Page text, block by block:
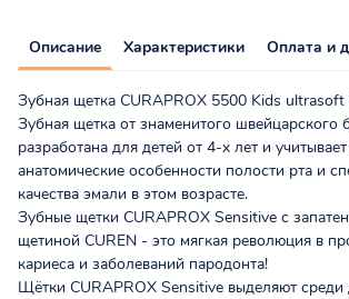
Описание Характеристики Оплата и
Зубная щетка CURAPROX 5500 Kids ultrasoft
Зубная щетка от знаменитого швейцарского
разработана для детей от 4-х лет и
анатомические особенности полости рта и
качества эмали в этом возрасте.
Зубные щетки CURAPROX Sensitive с
щетиной CUREN - это мягкая революция в
кариеса и заболеваний пародонта!
Щётки CURAPROX Sensitive выделяют среди